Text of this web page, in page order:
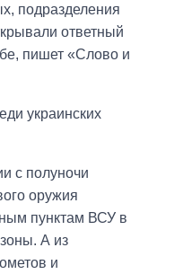
подразделения
ответный
пишет «Слово и
украинских
с полуночи
оружия
пунктам ВСУ в
А из
и